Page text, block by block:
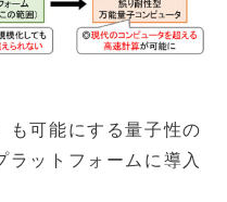
も可能にする量子性の
ットフォームに導入